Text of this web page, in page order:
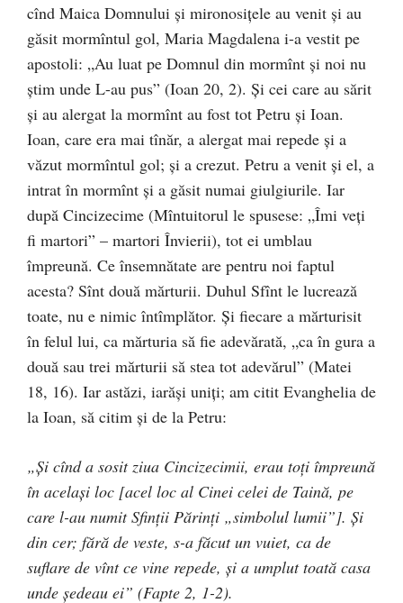
cînd Maica Domnului şi mironosiţele au venit şi au
găsit mormîntul gol, Maria Magdalena i-a vestit pe
apostoli: „Au luat pe Domnul din mormînt şi noi nu
ştim unde L-au pus” (Ioan 20, 2). Şi cei care au sărit
şi au alergat la mormînt au fost tot Petru şi Ioan.
Ioan, care era mai tînăr, a alergat mai repede şi a
văzut mormîntul gol; şi a crezut. Petru a venit şi el, a
intrat în mormînt şi a găsit numai giulgiurile. Iar
după Cincizecime (Mîntuitorul le spusese: „Îmi veţi
fi martori” – martori Învierii), tot ei umblau
împreună. Ce însemnătate are pentru noi faptul
acesta? Sînt două mărturii. Duhul Sfînt le lucrează
toate, nu e nimic întîmplător. Şi fiecare a mărturisit
în felul lui, ca mărturia să fie adevărată, „ca în gura a
două sau trei mărturii să stea tot adevărul” (Matei
18, 16). Iar astăzi, iarăşi uniţi; am citit Evanghelia de
la Ioan, să citim şi de la Petru:
„Şi cînd a sosit ziua Cincizecimii, erau toţi împreună
în acelaşi loc [acel loc al Cinei celei de Taină, pe
care l-au numit Sfinţii Părinţi „simbolul lumii”]. Şi
din cer; fără de veste, s-a făcut un vuiet, ca de
suflare de vînt ce vine repede, şi a umplut toată casa
unde şedeau ei” (Fapte 2, 1-2).